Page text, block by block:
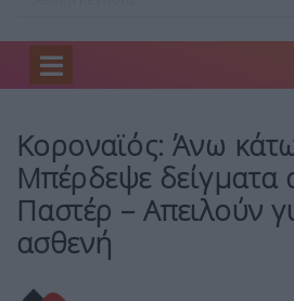
Home
Κοροναϊός: Άνω
Μπέρδεψε δείγματα
Παστέρ – Απειλούν
ασθενή